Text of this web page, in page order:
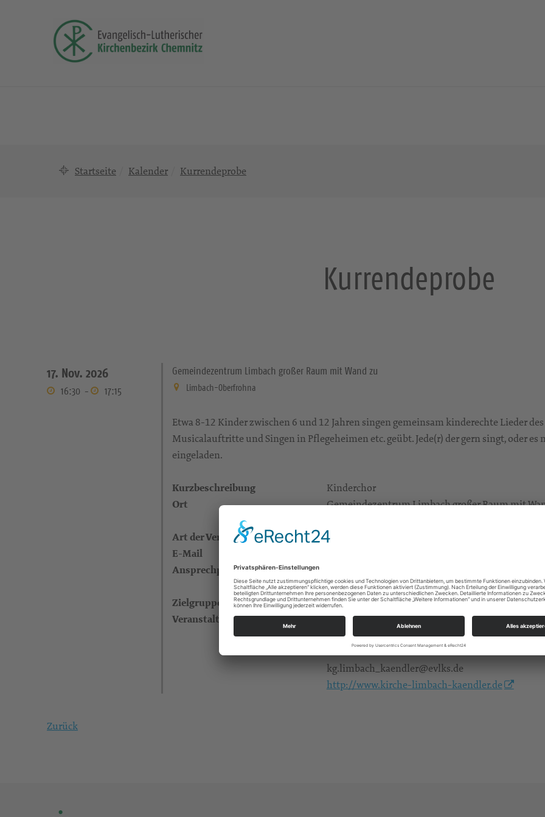
Startseite Kalender Kurrendeprobe
Kurrendeprobe
17. Nov. 2026
16:30 - 17:15
Gemeindezentrum Limbach großer Raum mit Wand zu
Limbach-Oberfrohna
Etwa 8-12 Kinder zwischen 6 und 12 Jahren singen gemeinsam kinderechte Lieder
Musicalauftritte und Singen in Pflegeheimen etc. geübt. Jede(r) der gern singt, oder
eingeladen.
Kurzbeschreibung Kinderchor
Ort
Gemeindezentrum Limbach großer Raum mit
Art der Veranstaltung Gruppen/Kreise; Konzerte/Theater/Musik
E-Mail
Ansprechperson
03722 406847
Zielgruppe Kinder
Veranstalter Ev.-Luth. Kirchgemeinde Limbach-Kändler
An der Stadtkirche 5
09212 Limbach-Oberfrohna
kg.limbach_kaendler@evlks.de
http://www.kirche-limbach-kaendler.de
Zurück